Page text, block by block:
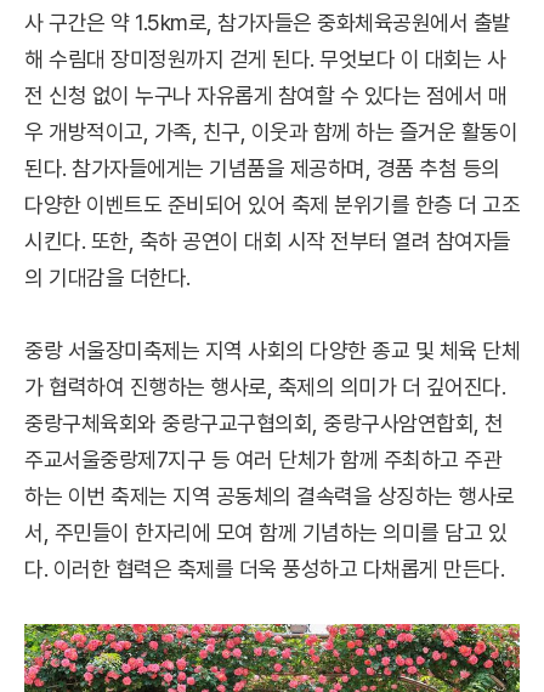
사 구간은 약 1.5km로, 참가자들은 중화체육공원에서 출발
해 수림대 장미정원까지 걷게 된다. 무엇보다 이 대회는 사
전 신청 없이 누구나 자유롭게 참여할 수 있다는 점에서 매
우 개방적이고, 가족, 친구, 이웃과 함께 하는 즐거운 활동이
된다. 참가자들에게는 기념품을 제공하며, 경품 추첨 등의
다양한 이벤트도 준비되어 있어 축제 분위기를 한층 더 고조
시킨다. 또한, 축하 공연이 대회 시작 전부터 열려 참여자들
의 기대감을 더한다.
중랑 서울장미축제는 지역 사회의 다양한 종교 및 체육 단체
가 협력하여 진행하는 행사로, 축제의 의미가 더 깊어진다.
중랑구체육회와 중랑구교구협의회, 중랑구사암연합회, 천
주교서울중랑제7지구 등 여러 단체가 함께 주최하고 주관
하는 이번 축제는 지역 공동체의 결속력을 상징하는 행사로
서, 주민들이 한자리에 모여 함께 기념하는 의미를 담고 있
다. 이러한 협력은 축제를 더욱 풍성하고 다채롭게 만든다.